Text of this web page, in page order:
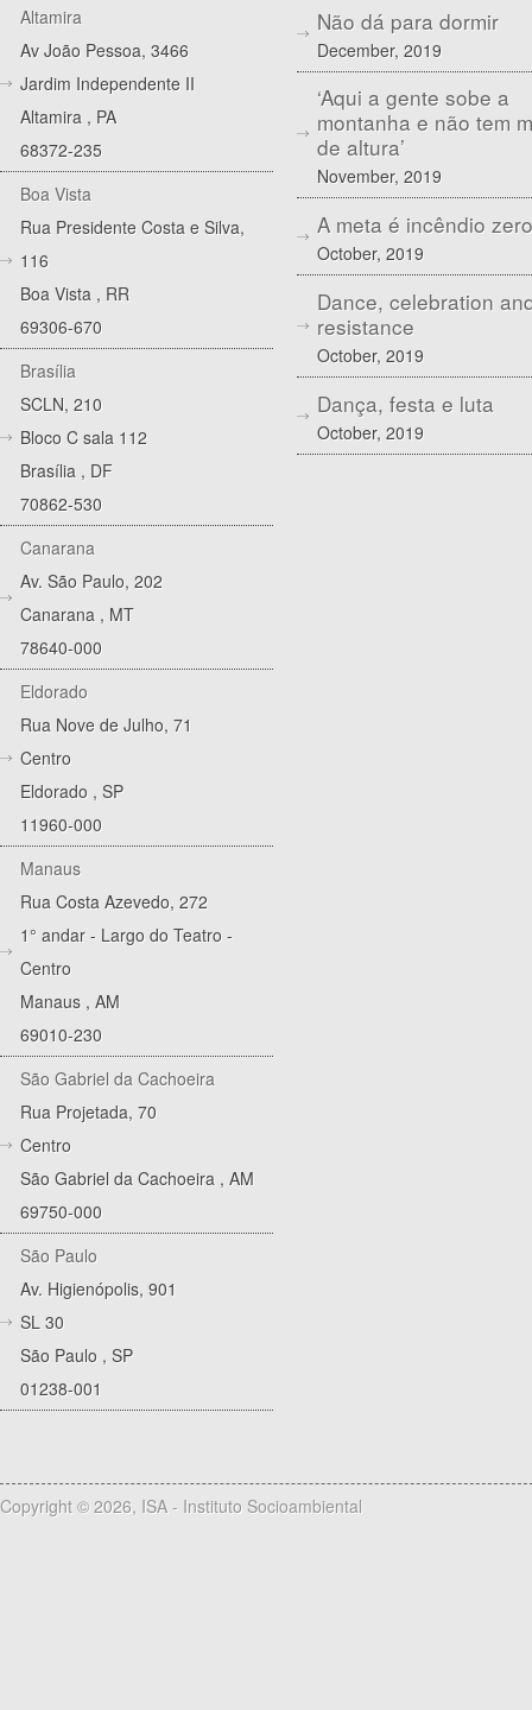
Altamira
Av João Pessoa, 3466
Jardim Independente II
Altamira , PA
68372-235
Boa Vista
Rua Presidente Costa e Silva,
116
Boa Vista , RR
69306-670
Brasília
SCLN, 210
Bloco C sala 112
Brasília , DF
70862-530
Canarana
Av. São Paulo, 202
Canarana , MT
78640-000
Eldorado
Rua Nove de Julho, 71
Centro
Eldorado , SP
11960-000
Manaus
Rua Costa Azevedo, 272
1° andar - Largo do Teatro -
Centro
Manaus , AM
69010-230
São Gabriel da Cachoeira
Rua Projetada, 70
Centro
São Gabriel da Cachoeira , AM
69750-000
São Paulo
Av. Higienópolis, 901
SL 30
São Paulo , SP
01238-001
Não dá para dormir
December, 2019
‘Aqui a gente sobe a
montanha e não tem
de altura’
November, 2019
A meta é incêndio zero
October, 2019
Dance, celebration
resistance
October, 2019
Dança, festa e luta
October, 2019
Copyright © 2026, ISA - Instituto Socioambiental